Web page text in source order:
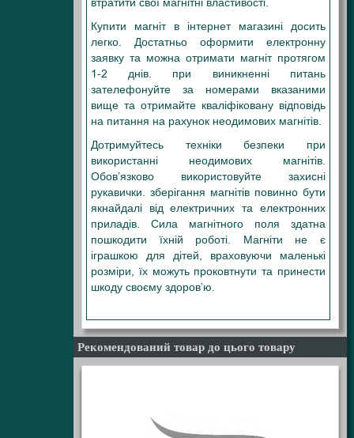
втратити свої магнітні властивості.
Купити магніт в інтернет магазині досить
легко. Достатньо оформити електронну
заявку та можна отримати магніт протягом
1-2 днів. при виникненні питань
зателефонуйте за номерами вказаними
вище та отримайте кваліфіковану відповідь
на питання на рахунок неодимових магнітів.
Дотримуйтесь техніки безпеки при
використанні неодимових магнітів.
Обов’язково використовуйте захисні
рукавички. зберігання магнітів повинно бути
якнайдалі від електричних та електронних
приладів. Сила магнітного поля здатна
пошкодити їхній роботі. Магніти не є
іграшкою для дітей, враховуючи маленькі
розміри, їх можуть проковтнути та принести
шкоду своєму здоров’ю.
Рекомендований товар до цього товару